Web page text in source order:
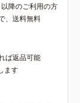
降のご利用の方
、送料無料
ば返品可能
ます